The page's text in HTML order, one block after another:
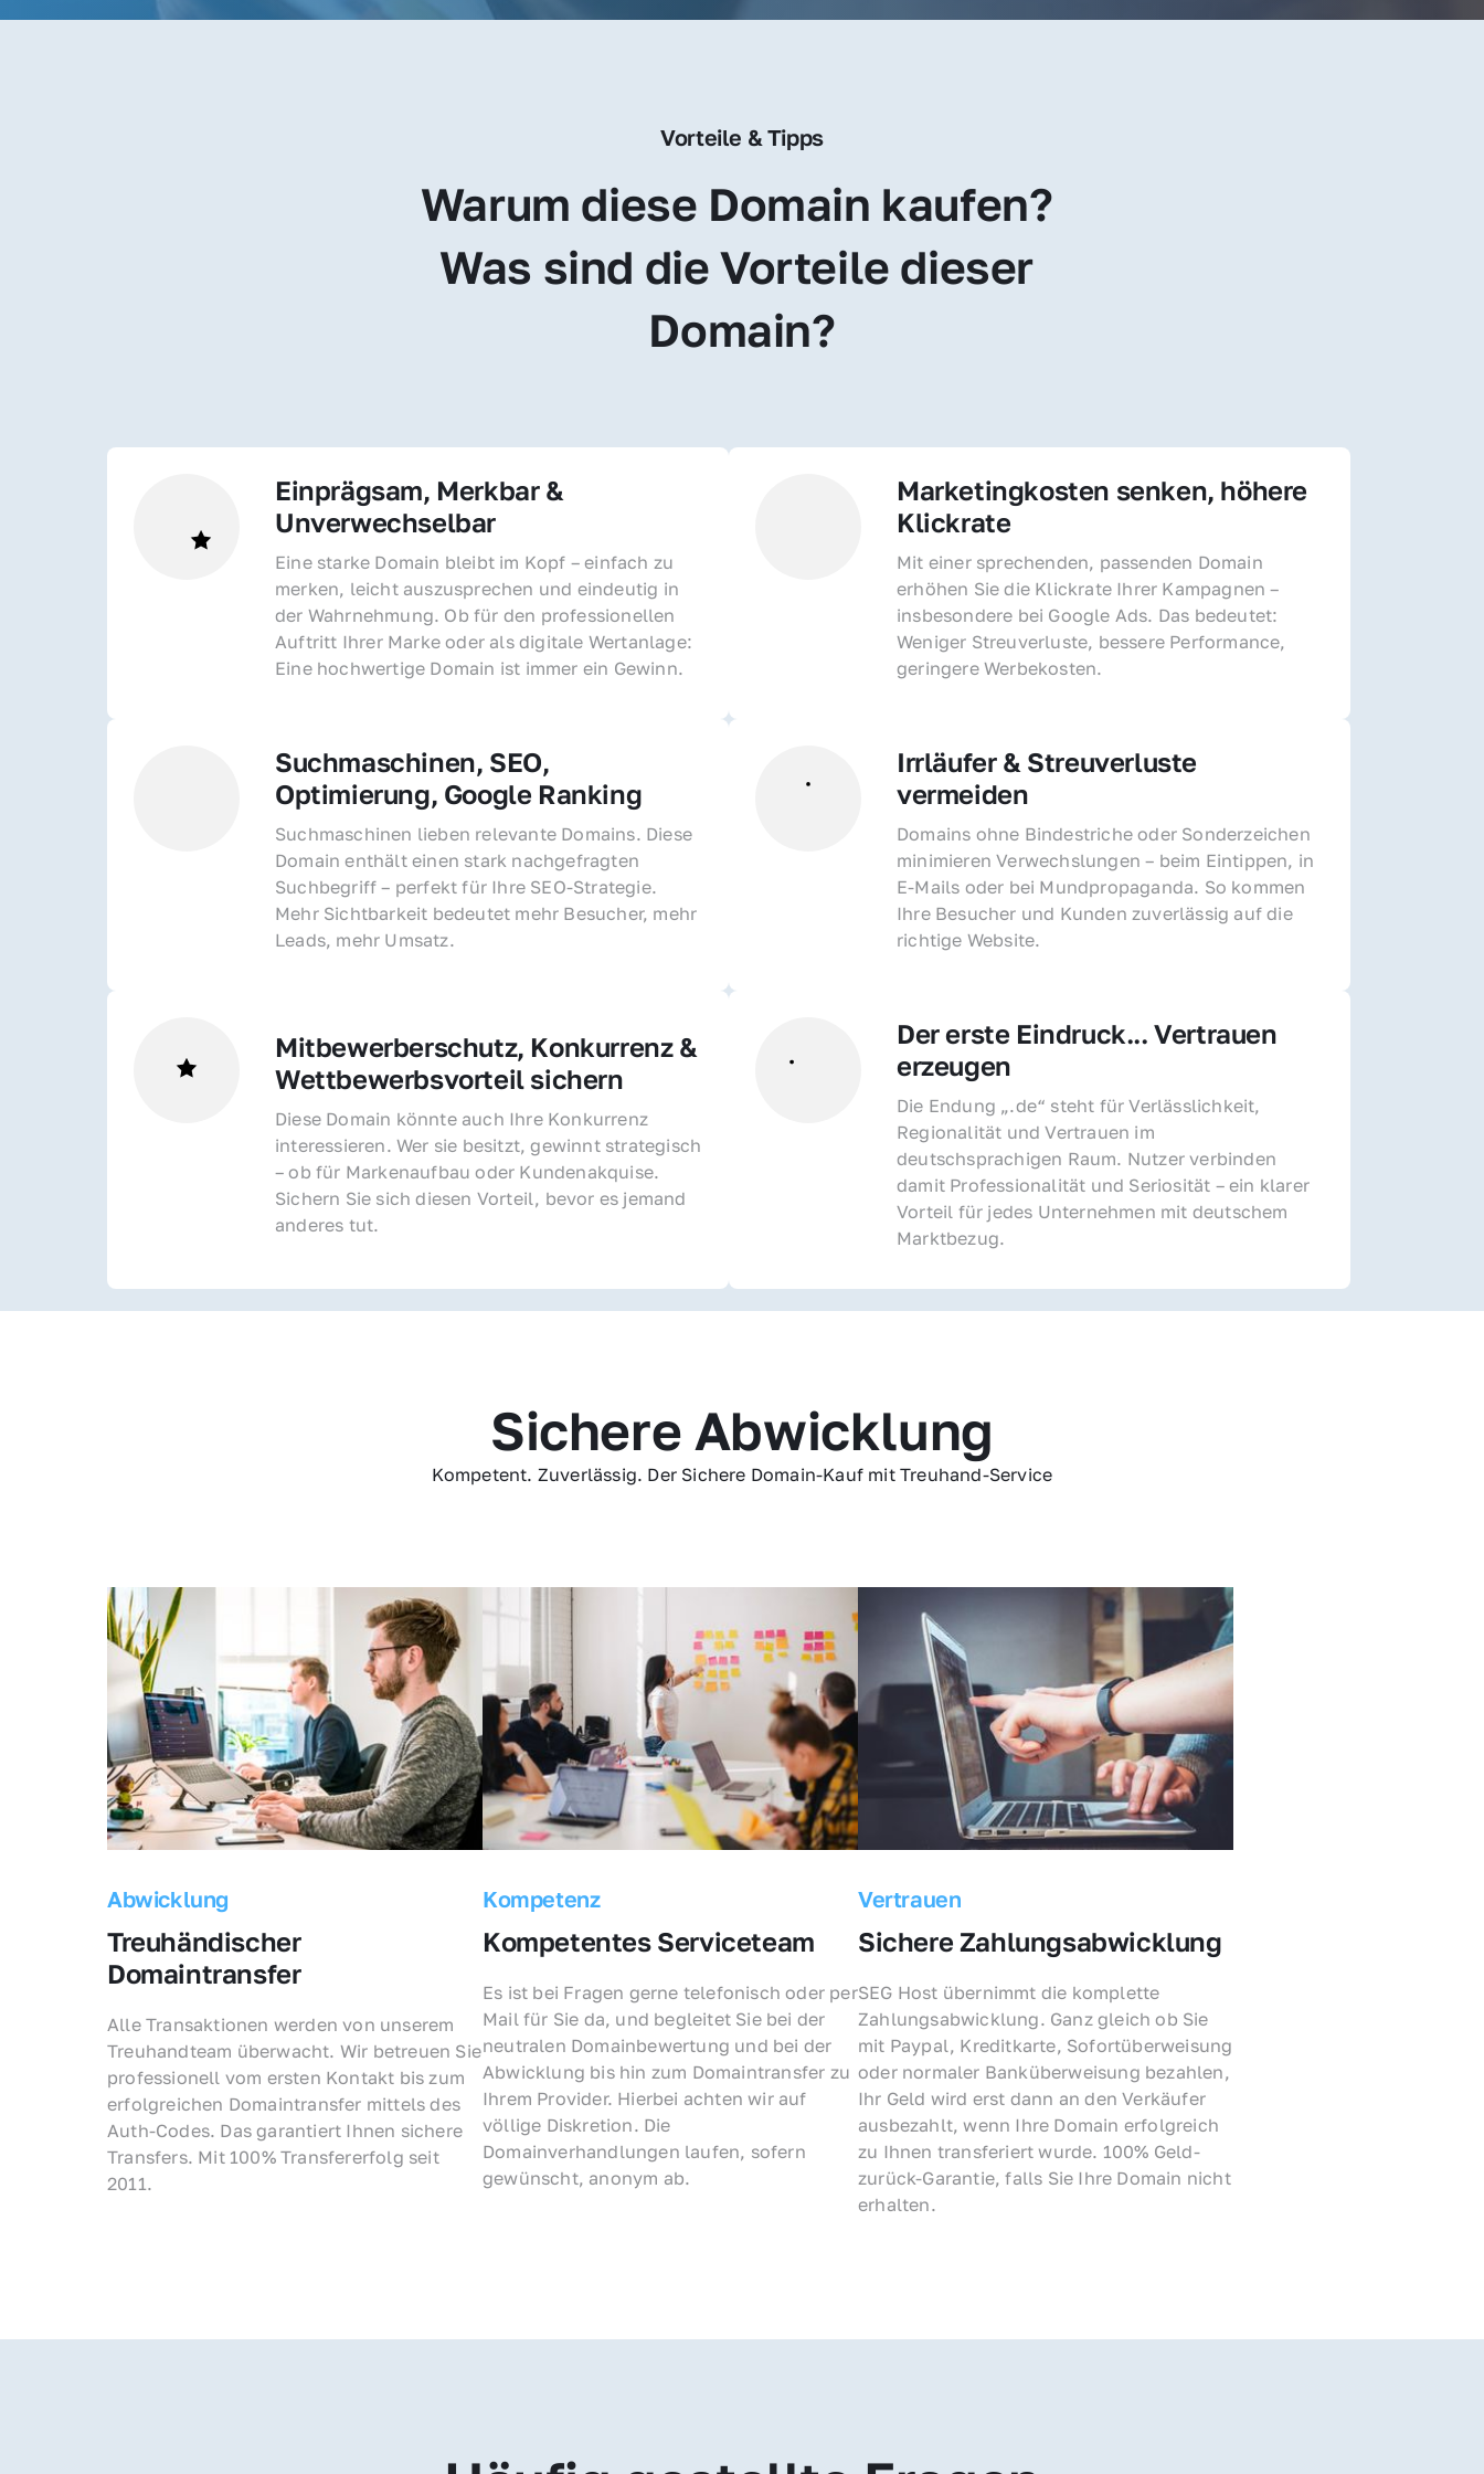
Vorteile & Tipps
Warum diese Domain kaufen?
Was sind die Vorteile dieser
Domain?
Einprägsam, Merkbar &
Unverwechselbar
Eine starke Domain bleibt im Kopf – einfach zu
merken, leicht auszusprechen und eindeutig in
der Wahrnehmung. Ob für den professionellen
Auftritt Ihrer Marke oder als digitale Wertanlage:
Eine hochwertige Domain ist immer ein Gewinn.
Marketingkosten senken, höhere
Klickrate
Mit einer sprechenden, passenden Domain
erhöhen Sie die Klickrate Ihrer Kampagnen –
insbesondere bei Google Ads. Das bedeutet:
Weniger Streuverluste, bessere Performance,
geringere Werbekosten.
Suchmaschinen, SEO,
Optimierung, Google Ranking
Suchmaschinen lieben relevante Domains. Diese
Domain enthält einen stark nachgefragten
Suchbegriff – perfekt für Ihre SEO-Strategie.
Mehr Sichtbarkeit bedeutet mehr Besucher, mehr
Leads, mehr Umsatz.
Irrläufer & Streuverluste
vermeiden
Domains ohne Bindestriche oder Sonderzeichen
minimieren Verwechslungen – beim Eintippen, in
E-Mails oder bei Mundpropaganda. So kommen
Ihre Besucher und Kunden zuverlässig auf die
richtige Website.
Mitbewerberschutz, Konkurrenz &
Wettbewerbsvorteil sichern
Diese Domain könnte auch Ihre Konkurrenz
interessieren. Wer sie besitzt, gewinnt strategisch
– ob für Markenaufbau oder Kundenakquise.
Sichern Sie sich diesen Vorteil, bevor es jemand
anderes tut.
Der erste Eindruck... Vertrauen
erzeugen
Die Endung „.de“ steht für Verlässlichkeit,
Regionalität und Vertrauen im
deutschsprachigen Raum. Nutzer verbinden
damit Professionalität und Seriosität – ein klarer
Vorteil für jedes Unternehmen mit deutschem
Marktbezug.
Sichere Abwicklung
Kompetent. Zuverlässig. Der Sichere Domain-Kauf mit Treuhand-Service
Abwicklung
Treuhändischer
Domaintransfer
Alle Transaktionen werden von unserem
Treuhandteam überwacht. Wir betreuen Sie
professionell vom ersten Kontakt bis zum
erfolgreichen Domaintransfer mittels des
Auth-Codes. Das garantiert Ihnen sichere
Transfers. Mit 100% Transfererfolg seit
2011.
Kompetenz
Kompetentes Serviceteam
Es ist bei Fragen gerne telefonisch oder per
Mail für Sie da, und begleitet Sie bei der
neutralen Domainbewertung und bei der
Abwicklung bis hin zum Domaintransfer zu
Ihrem Provider. Hierbei achten wir auf
völlige Diskretion. Die
Domainverhandlungen laufen, sofern
gewünscht, anonym ab.
Vertrauen
Sichere Zahlungsabwicklung
SEG Host übernimmt die komplette
Zahlungsabwicklung. Ganz gleich ob Sie
mit Paypal, Kreditkarte, Sofortüberweisung
oder normaler Banküberweisung bezahlen,
Ihr Geld wird erst dann an den Verkäufer
ausbezahlt, wenn Ihre Domain erfolgreich
zu Ihnen transferiert wurde. 100% Geld-
zurück-Garantie, falls Sie Ihre Domain nicht
erhalten.